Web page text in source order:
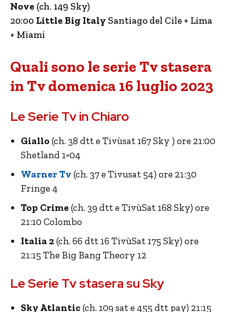
Nove (ch. 149 Sky)
20:00 Little Big Italy Santiago del Cile + Lima
+ Miami
Quali sono le serie Tv stasera
in Tv domenica 16 luglio 2023
Le Serie Tv in Chiaro
Giallo (ch. 38 dtt e Tivùsat 167 Sky ) ore 21:00
Shetland 1×04
Warner Tv (ch. 37 e Tivusat 54) ore 21:30
Fringe 4
Top Crime (ch. 39 dtt e TivùSat 168 Sky) ore
21:10 Colombo
Italia 2(ch. 66 dtt 16 TivùSat 175 Sky) ore
21:15 The Big Bang Theory 12
Le Serie Tv stasera su Sky
Sky Atlantic (ch. 109 sat e 455 dtt pay) 21:15